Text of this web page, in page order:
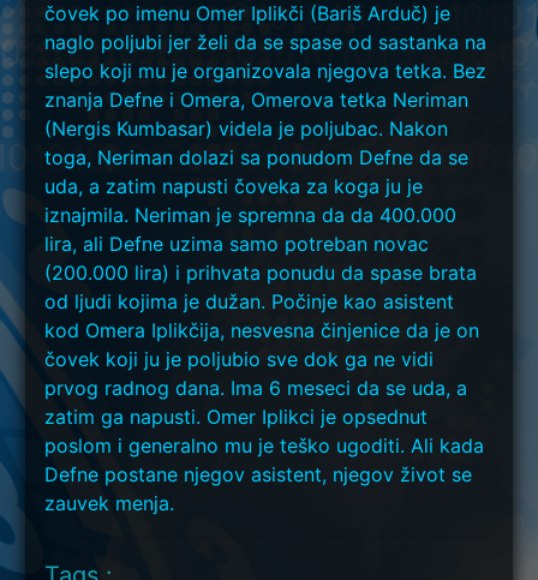
čovek po imenu Omer Iplikči (Bariš Arduč) je
naglo poljubi jer želi da se spase od sastanka na
slepo koji mu je organizovala njegova tetka. Bez
znanja Defne i Omera, Omerova tetka Neriman
(Nergis Kumbasar) videla je poljubac. Nakon
toga, Neriman dolazi sa ponudom Defne da se
uda, a zatim napusti čoveka za koga ju je
iznajmila. Neriman je spremna da da 400.000
lira, ali Defne uzima samo potreban novac
(200.000 lira) i prihvata ponudu da spase brata
od ljudi kojima je dužan. Počinje kao asistent
kod Omera Iplikčija, nesvesna činjenice da je on
čovek koji ju je poljubio sve dok ga ne vidi
prvog radnog dana. Ima 6 meseci da se uda, a
zatim ga napusti. Omer Iplikci je opsednut
poslom i generalno mu je teško ugoditi. Ali kada
Defne postane njegov asistent, njegov život se
zauvek menja.